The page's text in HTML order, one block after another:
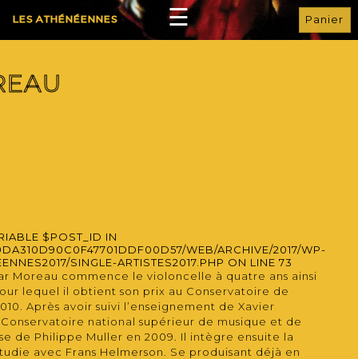
LES ATHÉNÉENNES ☰
ACCUEIL
PRÉSENTATION
LES ARTISTES
PROGRAMME
PARTENAIRES
ESPACE PRO
FACEBOOK
INSTAGRAM
$POST_ID IN
WEB/ARCHIVE/2017/WP-
SINGLE-ARTISTES2017.PHP ON LINE 73
Moreau commence le violoncelle à quatre ans ainsi
lequel il obtient son prix au Conservatoire de
Après avoir suivi l’enseignement de Xavier
national supérieur de musique et de
de Philippe Muller en 2009. Il intègre ensuite la
avec Frans Helmerson. Se produisant déjà en